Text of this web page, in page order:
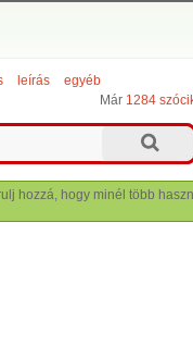
leírás
egyéb
Már 1284
hozzá, hogy minél több